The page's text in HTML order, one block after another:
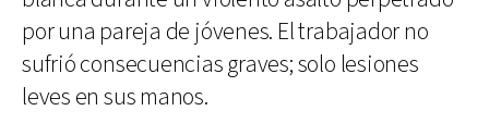
por una pareja de jóvenes. El trabajador no
sufrió consecuencias graves; solo lesiones
leves en sus manos.